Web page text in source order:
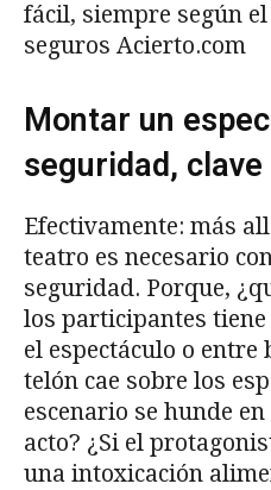
fácil, siempre según
seguros Acierto.com
Montar un
seguridad, clave
Efectivamente: más
teatro es necesario
seguridad. Porque,
los participantes
el espectáculo o entre
telón cae sobre los
escenario se hunde
acto? ¿Si el
una intoxicación